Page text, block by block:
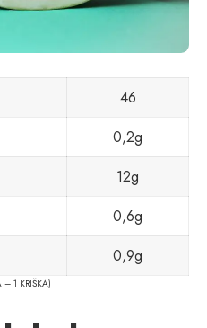
46
0,2g
12g
0,6g
0,9g
– 1 KRIŠKA)